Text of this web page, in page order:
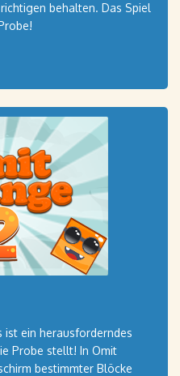
behalten. Das Spiel
ist ein herausforderndes
Probe stellt! In Omit
bestimmter Blöcke